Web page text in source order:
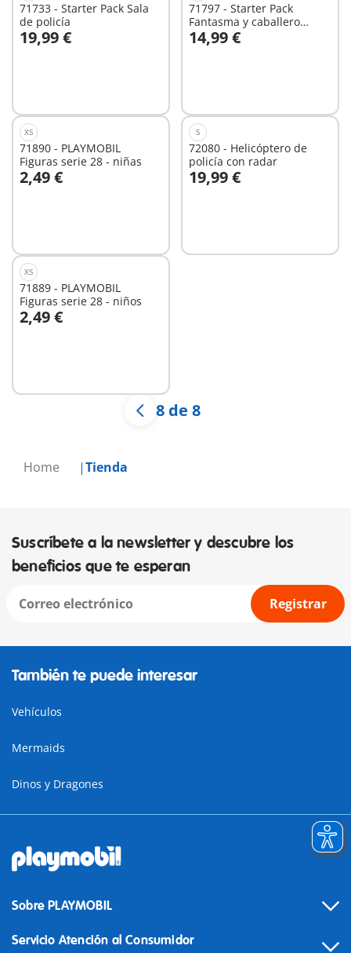
Home Tienda
71733 - Starter Pack Sala
de policía
19,99 €
71797 - Starter Pack
Fantasma y caballero
Novelmore
14,99 €
XS
71890 - PLAYMOBIL
Figuras serie 28 - niñas
2,49 €
S
72080 - Helicóptero de
policía con radar
19,99 €
XS
71889 - PLAYMOBIL
Figuras serie 28 - niños
2,49 €
8 de 8
Suscríbete a la newsletter y descubre los
beneficios que te esperan
Registrar
También te puede interesar
Vehículos
Mermaids
Dinos y Dragones
Sobre PLAYMOBIL
Servicio Atención al Consumidor